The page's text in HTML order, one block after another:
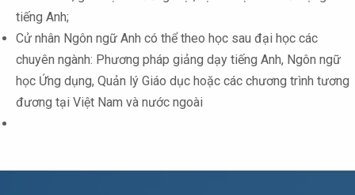
tiếng Anh;
Cử nhân Ngôn ngữ Anh có thể theo học sau đại học các
chuyên ngành: Phương pháp giảng dạy tiếng Anh, Ngôn ngữ
học Ứng dụng, Quản lý Giáo dục hoặc các chương trình tương
đương tại Việt Nam và nước ngoài